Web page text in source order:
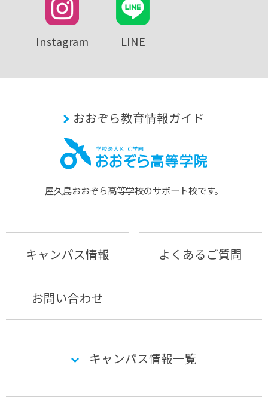
Instagram LINE
おおぞら教育情報ガイド
屋久島おおぞら⾼等学校のサポート校です。
キャンパス情報 よくあるご質問
お問い合わせ
キャンパス情報一覧